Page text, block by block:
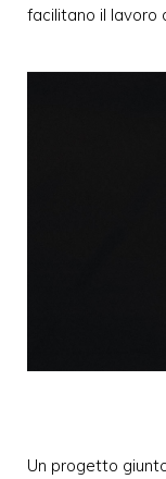
facilitano il lavoro
Un progetto